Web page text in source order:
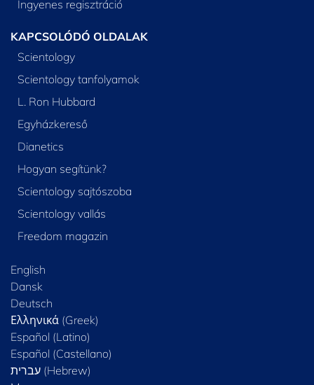
Ingyenes regisztráció
KAPCSOLÓDÓ OLDALAK
Scientology
Scientology tanfolyamok
L. Ron Hubbard
Egyházkereső
Dianetics
Hogyan segítünk?
Scientology sajtószoba
Scientology vallás
Freedom magazin
English
Dansk
Deutsch
Ελληνικά (Greek)
Español (Latino)
Español (Castellano)